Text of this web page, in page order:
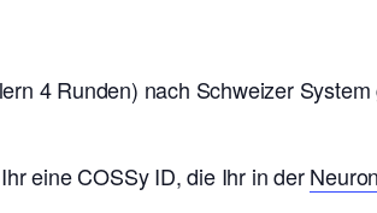
4 Runden) nach Schweizer
eine COSSy ID, die Ihr in der